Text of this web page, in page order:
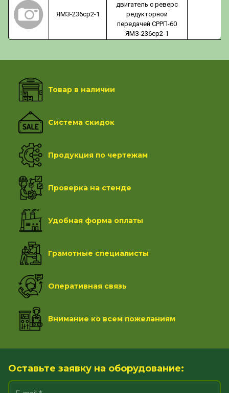
ЯМЗ-236ср2-1
двигатель с реверс
редукторной
передачей СРРП-60
ЯМЗ-236ср2-1
Товар в наличии
Система скидок
Продукция по чертежам
Проверка на стенде
Удобная форма оплаты
Грамотные специалисты
Оперативная связь
Внимание ко всем пожеланиям
Оставьте заявку на оборудование: